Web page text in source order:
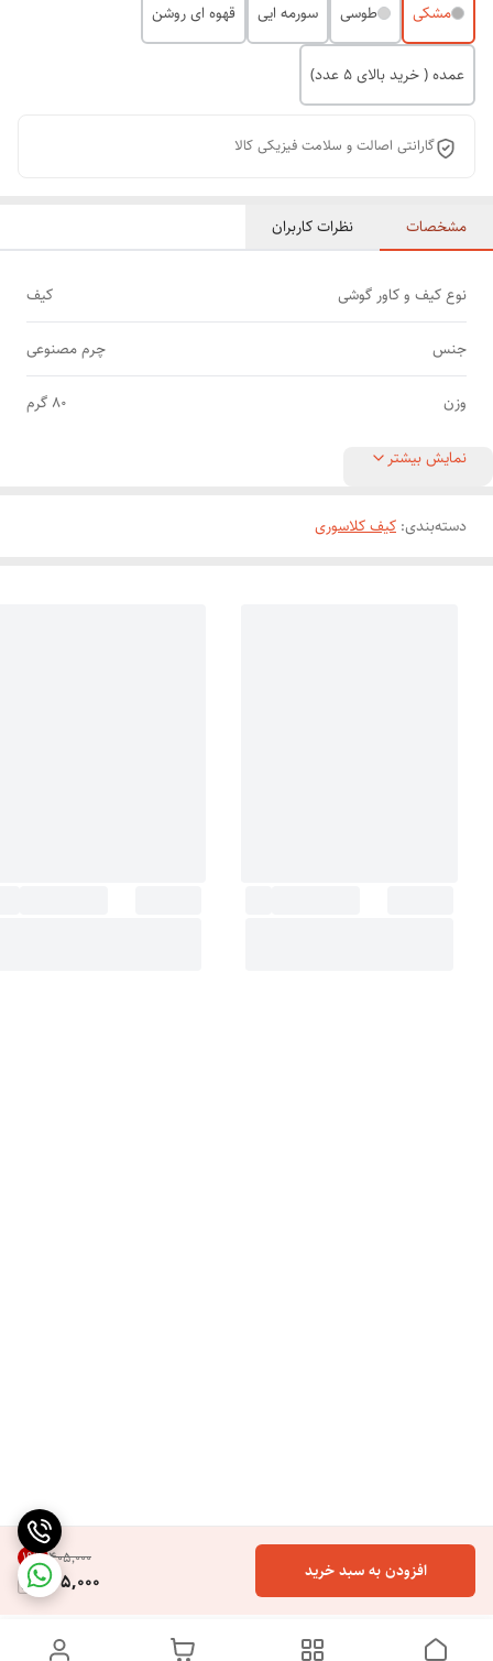
مشکی طوسی سورمه ایی قهوه ای روشن
عمده ( خرید بالای 5 عدد)
گارانتی اصالت و سلامت فیزیکی کالا
۴۰۵٬۰۰۰ 19%
325,000 افزودن به سبد خرید
مشخصات نظرات کاربران
نوع کیف و کاور گوشی کیف
جنس چرم مصنوعی
وزن 80 گرم
نمایش بیشتر
دسته‌بندی: کیف کلاسوری